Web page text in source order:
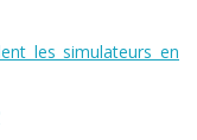
les simulateurs en